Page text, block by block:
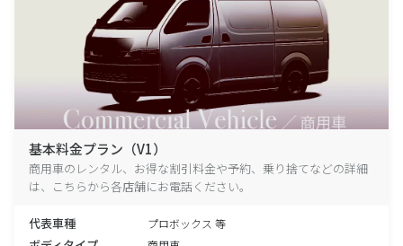
基本料金プラン（V1）
商用車のレンタル、お得な割引料金や予約、乗り捨てなどの詳細
は、こちらから各店舗にお電話ください。
代表車種 プロボックス 等